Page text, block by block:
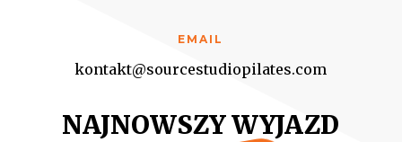
EMAIL
kontakt@sourcestudiopilates.com
NAJNOWSZY WYJAZD